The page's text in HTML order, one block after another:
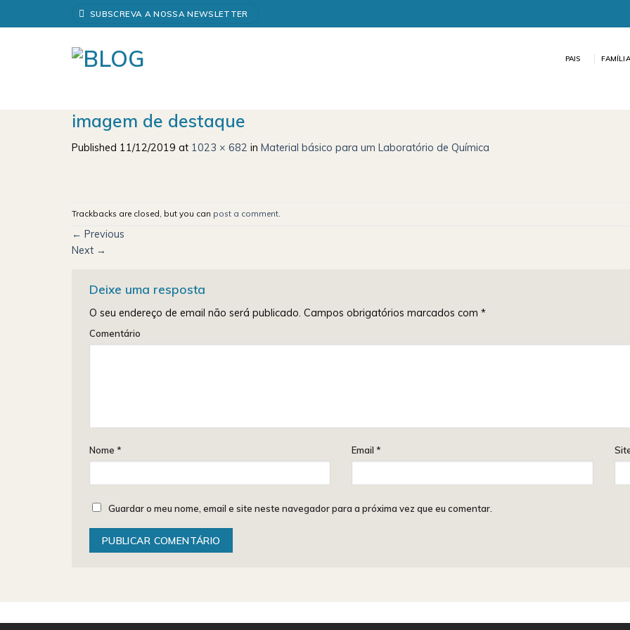
SUBSCREVA A NOSSA NEWSLETTER
PAIS
imagem de destaque
Published 11/12/2019 at 1023 × 682 in Material básico para um Laboratório de Química
Trackbacks are closed, but you can post a comment.
← Previous
Next →
Deixe uma resposta
O seu endereço de email não será publicado. Campos obrigatórios marcados com *
Comentário
Nome * Email *
Guardar o meu nome, email e site neste navegador para a próxima vez que eu comentar.